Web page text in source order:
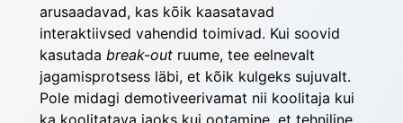
arusaadavad, kas kõik kaasatavad
interaktiivsed vahendid toimivad. Kui soovid
kasutada break-out ruume, tee eelnevalt
jagamisprotsess läbi, et kõik kulgeks sujuvalt.
Pole midagi demotiveerivamat nii koolitaja kui
ka koolitatava jaoks kui ootamine, et tehniline